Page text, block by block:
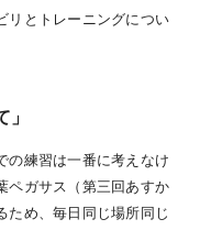
リとトレーニングについ
練習は一番に考えなけ
ペガサス（第三回あすか
ため、毎日同じ場所同じ